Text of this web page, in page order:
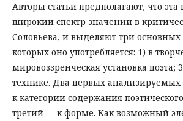
Авторы статьи предполагают, что эта
широкий спектр значений в
Соловьева, и выделяют три основных
которых оно употребляется: 1) в
мировоззренческая установка поэта;
технике. Два первых анализируемых
к категории содержания
третий — к форме. Как возможный